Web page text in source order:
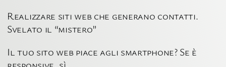
Realizzare siti web che generano contatti.
Svelato il “mistero”
Il tuo sito web piace agli smartphone? Se è